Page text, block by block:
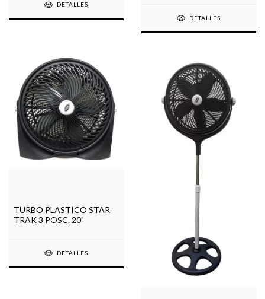
DETALLES
DETALLES
TURBO PLASTICO STAR
TRAK 3 POSC. 20"
DETALLES